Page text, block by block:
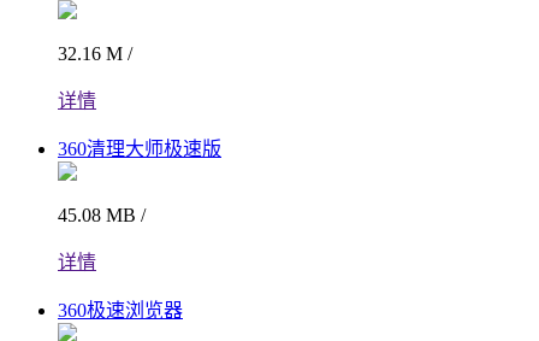
32.16 M /
详情
360清理大师极速版
45.08 MB /
详情
360极速浏览器